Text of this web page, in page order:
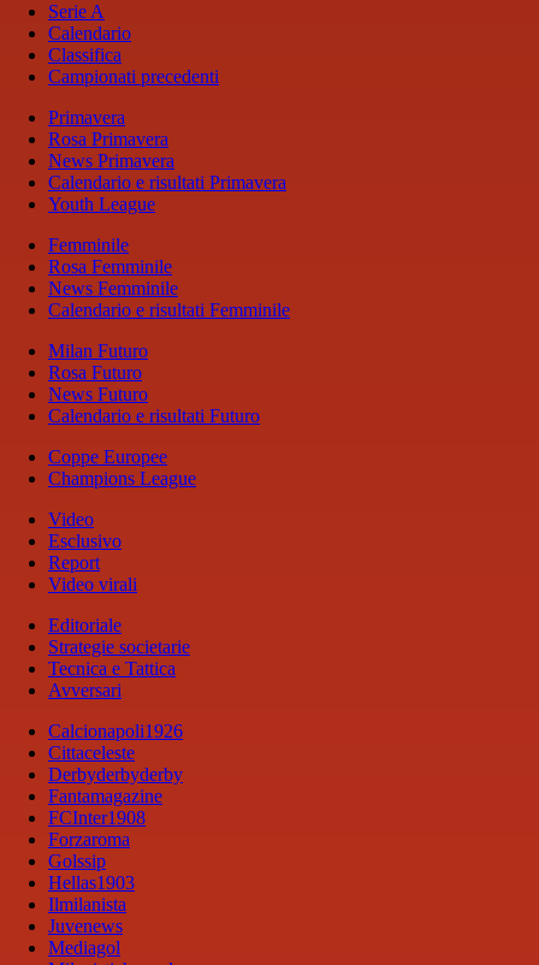
Serie A
Calendario
Classifica
Campionati precedenti
Primavera
Rosa Primavera
News Primavera
Calendario e risultati Primavera
Youth League
Femminile
Rosa Femminile
News Femminile
Calendario e risultati Femminile
Milan Futuro
Rosa Futuro
News Futuro
Calendario e risultati Futuro
Coppe Europee
Champions League
Video
Esclusivo
Report
Video virali
Editoriale
Strategie societarie
Tecnica e Tattica
Avversari
Calcionapoli1926
Cittaceleste
Derbyderbyderby
Fantamagazine
FCInter1908
Forzaroma
Golssip
Hellas1903
Ilmilanista
Juvenews
Mediagol